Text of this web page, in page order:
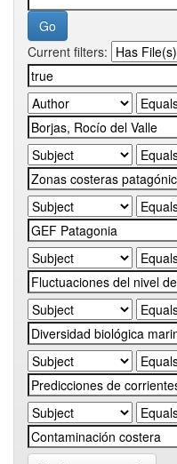
Current filters: